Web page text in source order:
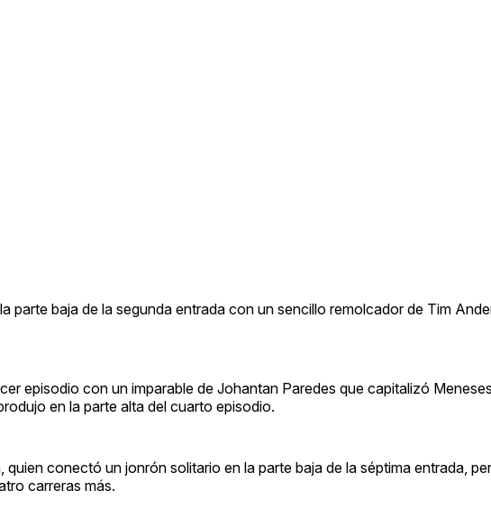
parte baja de la segunda entrada con un sencillo remolcador de Tim
episodio con un imparable de Johantan Paredes que capitalizó Meneses
en la parte alta del cuarto episodio.
conectó un jonrón solitario en la parte baja de la séptima entrada,
carreras más.